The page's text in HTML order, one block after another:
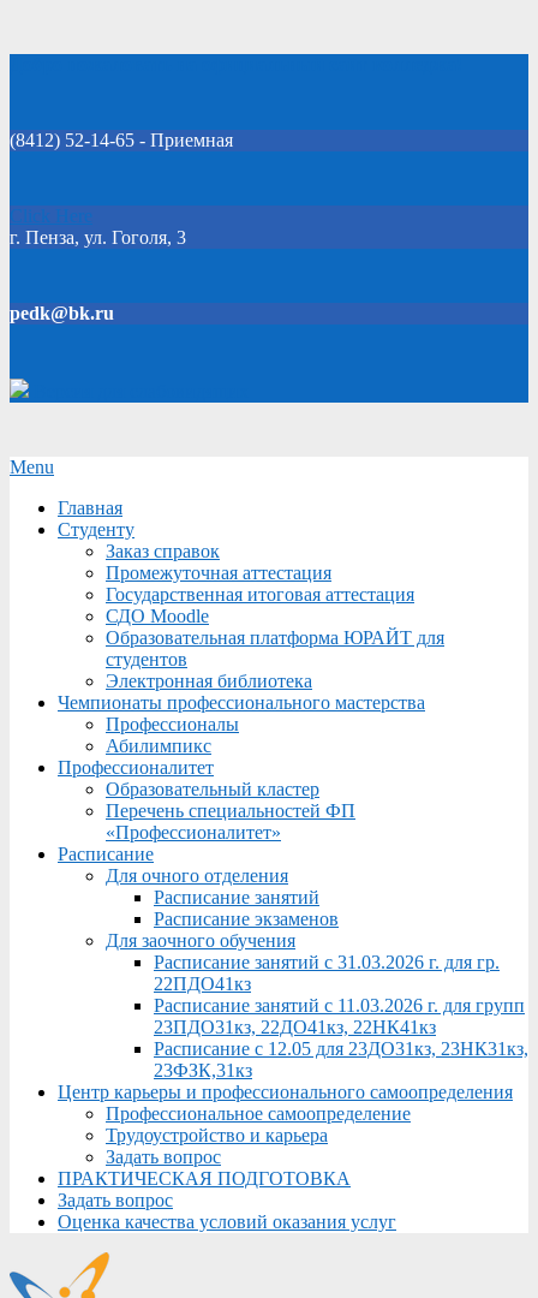
(8412) 52-14-65 - Приемная
Click Here
г. Пенза, ул. Гоголя, 3
pedk@bk.ru
Secondary
Menu
Menu
Главная
Студенту
Заказ справок
Промежуточная аттестация
Государственная итоговая аттестация
СДО Moodle
Образовательная платформа ЮРАЙТ для
студентов
Электронная библиотека
Чемпионаты профессионального мастерства
Профессионалы
Абилимпикс
Профессионалитет
Образовательный кластер
Перечень специальностей ФП
«Профессионалитет»
Расписание
Для очного отделения
Расписание занятий
Расписание экзаменов
Для заочного обучения
Расписание занятий с 31.03.2026 г. для гр.
22ПДО41кз
Расписание занятий с 11.03.2026 г. для групп
23ПДО31кз, 22ДО41кз, 22НК41кз
Расписание с 12.05 для 23ДО31кз, 23НК31кз,
23ФЗК,31кз
Центр карьеры и профессионального самоопределения
Профессиональное самоопределение
Трудоустройство и карьера
Задать вопрос
ПРАКТИЧЕСКАЯ ПОДГОТОВКА
Задать вопрос
Оценка качества условий оказания услуг